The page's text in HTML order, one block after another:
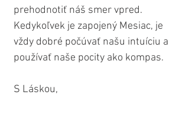
prehodnotiť náš smer vpred.
Kedykoľvek je zapojený Mesiac, je
vždy dobré počúvať našu intuíciu a
používať naše pocity ako kompas.
S Láskou,